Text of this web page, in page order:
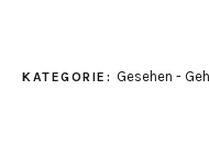
KATEGORIE: Gesehen -